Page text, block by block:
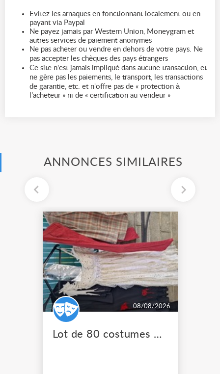
Evitez les arnaques en fonctionnant localement ou en
payant via Paypal
Ne payez jamais par Western Union, Moneygram et
autres services de paiement anonymes
Ne pas acheter ou vendre en dehors de votre pays. Ne
pas accepter les chèques des pays étrangers
Ce site n'est jamais impliqué dans aucune transaction, et
ne gère pas les paiements, le transport, les transactions
de garantie, etc. et n'offre pas de « protection à
l’acheteur » ni de « certification au vendeur »
ANNONCES SIMILAIRES
08/08/2026
Lot de 80 costumes de scène pro